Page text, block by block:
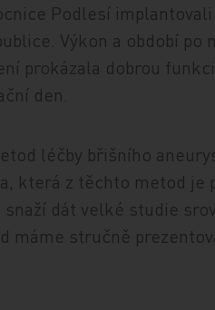
Podlesí
Výkon a období po
prokázala dobrou
den.
léčby břišního
která z těchto metod je
dát velké studie
máme stručně